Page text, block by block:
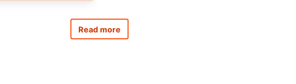
Read more